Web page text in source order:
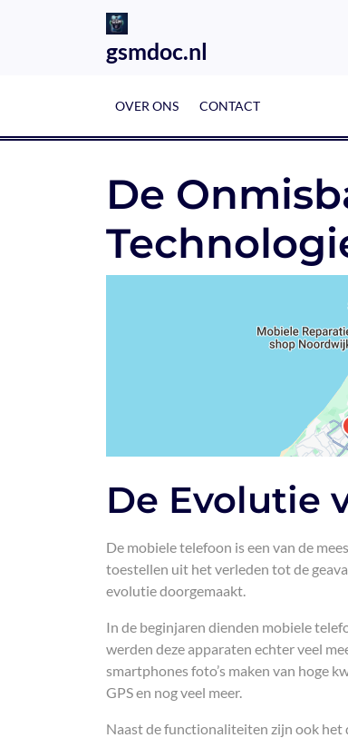
gsmdoc.nl
OVER ONS CONTACT
De
De Evolutie
De mobiele telefoon is een van de
toestellen uit het verleden tot de
evolutie doorgemaakt.
In de beginjaren dienden mobiele
werden deze apparaten echter veel
smartphones foto’s maken van hoge
GPS en nog veel meer.
Naast de functionaliteiten zijn ook het